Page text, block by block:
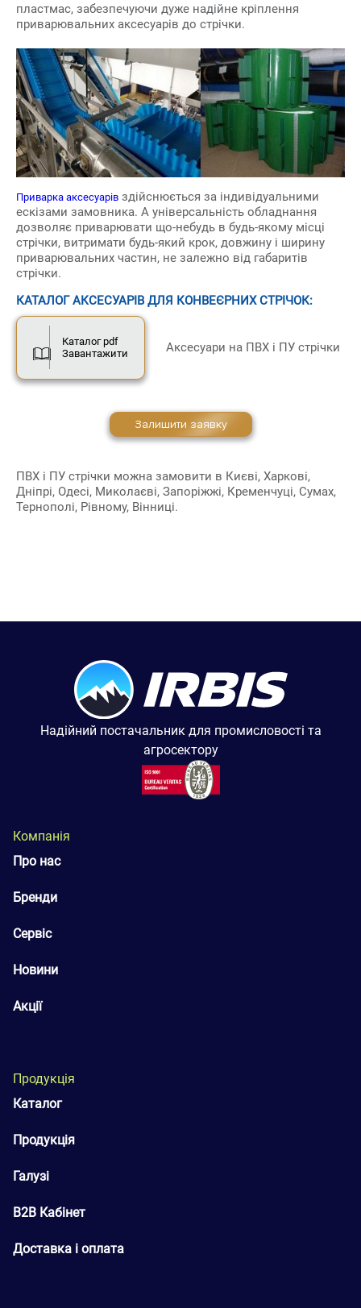
пластмас, забезпечуючи дуже надійне кріплення
приварювальних аксесуарів до стрічки.
Приварка аксесуарів здійснюється за індивідуальними
ескізами замовника. А універсальність обладнання
дозволяє приварювати що-небудь в будь-якому місці
стрічки, витримати будь-який крок, довжину і ширину
приварювальних частин, не залежно від габаритів
стрічки.
КАТАЛОГ АКСЕСУАРІВ ДЛЯ КОНВЕЄРНИХ СТРІЧОК:
Каталог pdf
Завантажити
Аксесуари на ПВХ і ПУ стрічки
Залишити заявку
ПВХ і ПУ стрічки можна замовити в Києві, Харкові,
Дніпрі, Одесі, Миколаєві, Запоріжжі, Кременчуці, Сумах,
Тернополі, Рівному, Вінниці.
Надійний постачальник для промисловості та
агросектору
Компанія
Про нас
Бренди
Сервіс
Новини
Акції
Продукція
Каталог
Продукція
Галузі
B2B Кабінет
Доставка і оплата